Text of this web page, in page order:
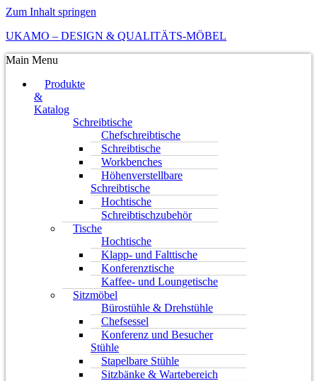
Zum Inhalt springen
UKAMO – DESIGN & QUALITÄTS-MÖBEL
Main Menu
Produkte
&
Katalog
Schreibtische
Chefschreibtische
Schreibtische
Workbenches
Höhenverstellbare
Schreibtische
Hochtische
Schreibtischzubehör
Tische
Hochtische
Klapp- und Falttische
Konferenztische
Kaffee- und Loungetische
Sitzmöbel
Bürostühle & Drehstühle
Chefsessel
Konferenz und Besucher
Stühle
Stapelbare Stühle
Sitzbänke & Wartebereich